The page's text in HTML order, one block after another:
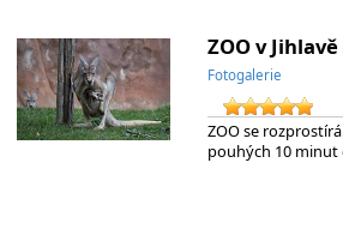
ZOO v
Fotogalerie
ZOO se
pouhých 10 minut